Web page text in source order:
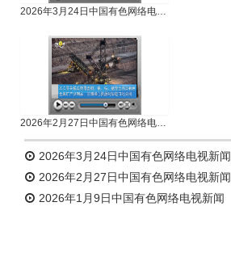
2026年3月24日中国有色网络电视新闻
2026年2月27日中国有色网络电视新闻
2026年3月24日中国有色网络电视新闻
2026年2月27日中国有色网络电视新闻
2026年1月9日中国有色网络电视新闻